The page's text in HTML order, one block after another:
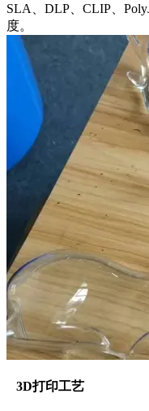
SLA、DLP、CLIP、
度。
3D打印工艺